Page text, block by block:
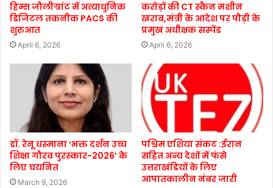
हिम्स जौलीग्रांट में अत्याधुनिक
डिजिटल तकनीक PACS की
शुरुआत
April 6, 2026
करोड़ों की CT स्कैन मशीन
खराब,मंत्री के आदेश पर पौड़ी के
प्रमुख अधीक्षक सस्पेंड
April 6, 2026
डॉ. रेनू धस्माना ‘भक्त दर्शन उच्च
शिक्षा गौरव पुरस्कार-2026’ के
लिए चयनित
March 9, 2026
पश्चिम एशिया संकट :ईरान
सहित अन्य देशों में फंसे
उत्तराखंडियों के लिए
आपातकालीन नंबर जारी